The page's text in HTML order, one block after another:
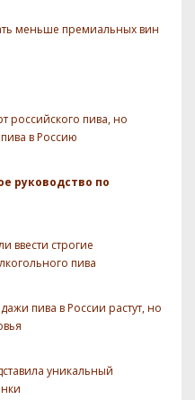
меньше премиальных вин
российского пива, но
в Россию
руководство по
ввести строгие
пива
пива в России растут, но
уникальный